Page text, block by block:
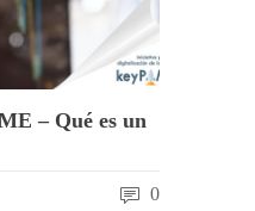
– Qué es un
0